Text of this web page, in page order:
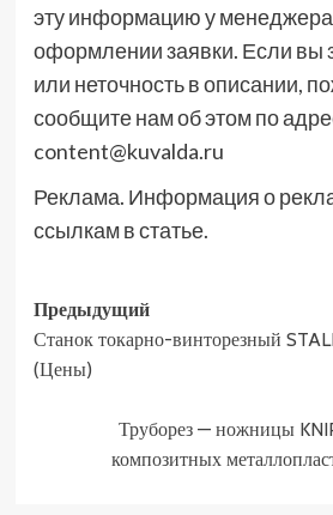
эту информацию у
оформлении заявки. Если вы
или неточность в описании,
сообщите нам об этом по
content@kuvalda.ru
Реклама. Информация о
ссылкам в статье.
Навигация
записи
Предыдущий
Станок токарно-винторезный
(Цены)
Труборез — ножницы
композитных